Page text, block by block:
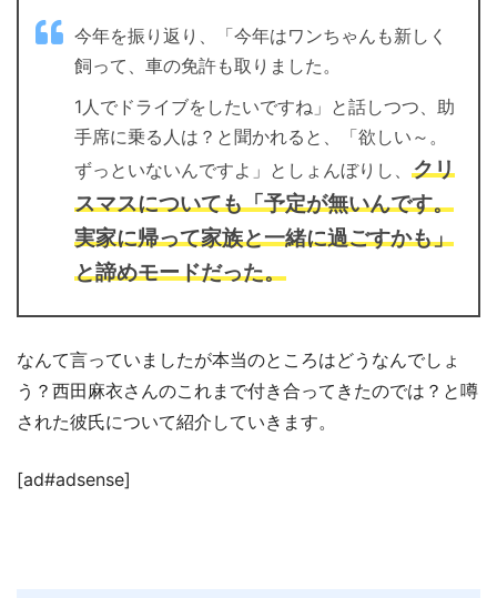
今年を振り返り、「今年はワンちゃんも新しく
飼って、車の免許も取りました。
1人でドライブをしたいですね」と話しつつ、助
手席に乗る人は？と聞かれると、「欲しい～。
ずっといないんですよ」としょんぼりし、 クリ
スマスについても「予定が無いんです。
実家に帰って家族と一緒に過ごすかも」
と諦めモードだった。
なんて言っていましたが本当のところはどうなんでしょ
う？西田麻衣さんのこれまで付き合ってきたのでは？と噂
された彼氏について紹介していきます。
[ad#adsense]